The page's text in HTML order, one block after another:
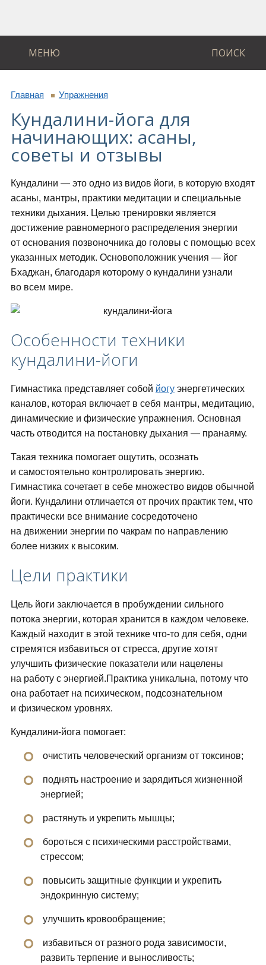
МЕНЮ ПОИСК
Главная Упражнения
Кундалини-йога для
начинающих: асаны,
советы и отзывы
Кундалини — это одно из видов йоги, в которую входят
асаны, мантры, практики медитации и специальные
техники дыхания. Целью тренировки является
достижение равномерного распределения энергии
от основания позвоночника до головы с помощью всех
указанных методик. Основоположник учения — йог
Бхаджан, благодаря которому о кундалини узнали
во всем мире.
Особенности техники
кундалини-йоги
Гимнастика представляет собой йогуэнергетических
каналов, которая включает в себя мантры, медитацию,
динамические и физические упражнения. Основная
часть отводится на постановку дыхания — пранаяму.
Такая техника помогает ощутить, осознать
и самостоятельно контролировать энергию.
Гимнастика сочетает в себе множество видов обычной
йоги. Кундалини отличается от прочих практик тем, что
практически все внимание сосредоточено
на движении энергии по чакрам по направлению
более низких к высоким.
Цели практики
Цель йоги заключается в пробуждении сильного
потока энергии, которая хранится в каждом человеке.
Каждый находит в этой технике что-то для себя, одни
стремятся избавиться от стресса, другие хотят
улучшить физические показатели или нацелены
на работу с энергией.Практика уникальна, потому что
она работает на психическом, подсознательном
и физическом уровнях.
Кундалини-йога помогает:
очистить человеческий организм от токсинов;
поднять настроение и зарядиться жизненной
энергией;
растянуть и укрепить мышцы;
бороться с психическими расстройствами,
стрессом;
повысить защитные функции и укрепить
эндокринную систему;
улучшить кровообращение;
избавиться от разного рода зависимости,
развить терпение и выносливость;